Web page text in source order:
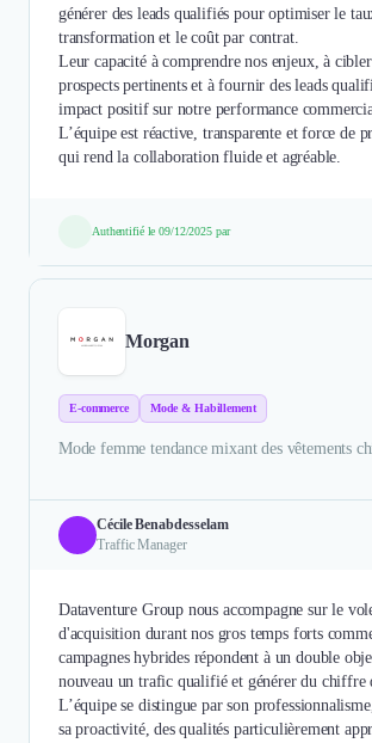
générer des leads qualifiés pour optimiser le
transformation et le coût par contrat.
Leur capacité à comprendre nos enjeux, à
prospects pertinents et à fournir des leads
impact positif sur notre performance
L’équipe est réactive, transparente et force de
Authentifié le 09/12/2025 par
Morgan
E-commerce Mode & Habillement
Mode femme tendance mixant des vêtements
Cécile Benabdesselam
Traffic Manager
Dataventure Group nous accompagne sur le
d'acquisition durant nos gros temps forts
campagnes hybrides répondent à un double
nouveau un trafic qualifié et générer du chiffre
L’équipe se distingue par son
sa proactivité, des qualités particulièrement